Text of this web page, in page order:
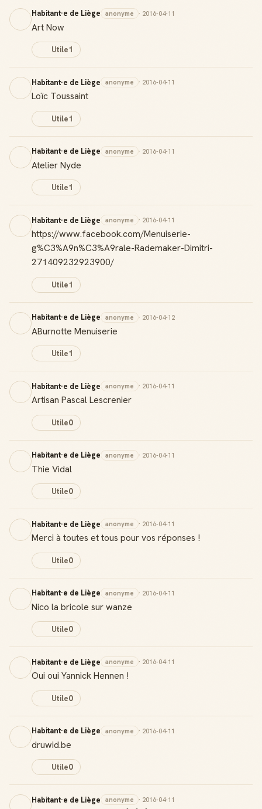
Habitant·e de Liège anonyme · 2016-04-11
Art Now
Utile1
Habitant·e de Liège anonyme · 2016-04-11
Loïc Toussaint
Utile1
Habitant·e de Liège anonyme · 2016-04-11
Atelier Nyde
Utile1
Habitant·e de Liège anonyme · 2016-04-11
https://www.facebook.com/Menuiserie-
g%C3%A9n%C3%A9rale-Rademaker-Dimitri-
271409232923900/
Utile1
Habitant·e de Liège anonyme · 2016-04-12
ABurnotte Menuiserie
Utile1
Habitant·e de Liège anonyme · 2016-04-11
Artisan Pascal Lescrenier
Utile0
Habitant·e de Liège anonyme · 2016-04-11
Thie Vidal
Utile0
Habitant·e de Liège anonyme · 2016-04-11
Merci à toutes et tous pour vos réponses !
Utile0
Habitant·e de Liège anonyme · 2016-04-11
Nico la bricole sur wanze
Utile0
Habitant·e de Liège anonyme · 2016-04-11
Oui oui Yannick Hennen !
Utile0
Habitant·e de Liège anonyme · 2016-04-11
druwid.be
Utile0
Habitant·e de Liège anonyme · 2016-04-11